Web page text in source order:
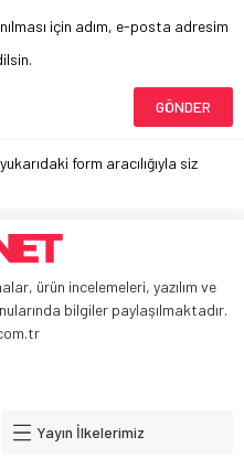
için adım, e-posta adresim
form aracılığıyla siz
ürün incelemeleri, yazılım ve
bilgiler paylaşılmaktadır.
Yayın İlkelerimiz